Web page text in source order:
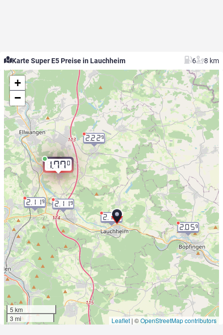
Karte Super E5 Preise in Lauchheim 6 8 km
1.770
2.229
2.119 2.119
2.119
2.059
+
−
5 km
3 mi
Leaflet | ©OpenStreetMap contributors